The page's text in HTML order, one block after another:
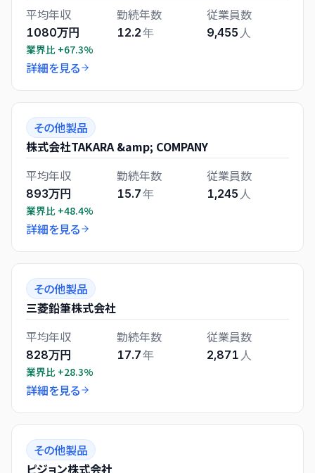
平均年収
1080万円
業界比 +67.3%
勤続年数
12.2年
従業員数
9,455 人
詳細を見る
その他製品
株式会社TAKARA &amp; COMPANY
平均年収
893万円
業界比 +48.4%
勤続年数
15.7年
従業員数
1,245 人
詳細を見る
その他製品
三菱鉛筆株式会社
平均年収
828万円
業界比 +28.3%
勤続年数
17.7年
従業員数
2,871 人
詳細を見る
その他製品
ピジョン株式会社